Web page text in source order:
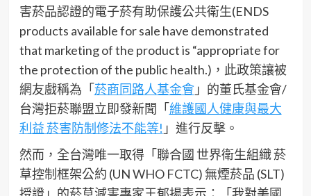
害菸品認證的電子菸有助保護公共衛生(ENDS
products available for sale have demonstrated
that marketing of the product is “appropriate for
the protection of the public health.)，此政策讓被
網友戲稱為「菸商同路人基金會」的董氏基金會/
台灣拒菸聯盟立即發新聞「維護國人健康與最大
利益 菸害防制修法不能等! 」進行反擊。
然而，全台灣唯一取得「聯合國 世界衛生組織 菸
草控制框架公約 (UN WHO FCTC) 無煙菸品 (SLT)